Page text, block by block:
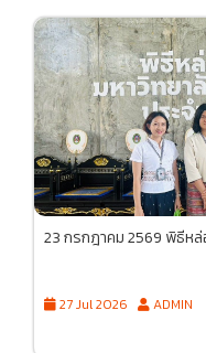
23 กรกฎาคม 2569 พิธีหล่
27 Jul 2026 ADMIN